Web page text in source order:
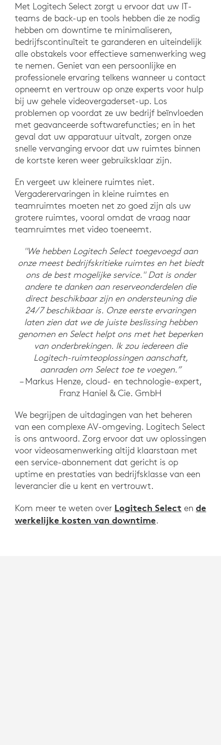
Met Logitech Select zorgt u ervoor dat uw IT-
teams de back-up en tools hebben die ze nodig
hebben om downtime te minimaliseren,
bedrijfscontinuïteit te garanderen en uiteindelijk
alle obstakels voor effectieve samenwerking weg
te nemen. Geniet van een persoonlijke en
professionele ervaring telkens wanneer u contact
opneemt en vertrouw op onze experts voor hulp
bij uw gehele videovergaderset-up. Los
problemen op voordat ze uw bedrijf beïnvloeden
met geavanceerde softwarefuncties; en in het
geval dat uw apparatuur uitvalt, zorgen onze
snelle vervanging ervoor dat uw ruimtes binnen
de kortste keren weer gebruiksklaar zijn.
En vergeet uw kleinere ruimtes niet.
Vergaderervaringen in kleine ruimtes en
teamruimtes moeten net zo goed zijn als uw
grotere ruimtes, vooral omdat de vraag naar
teamruimtes met video toeneemt.
"We hebben Logitech Select toegevoegd aan
onze meest bedrijfskritieke ruimtes en het biedt
ons de best mogelijke service." Dat is onder
andere te danken aan reserveonderdelen die
direct beschikbaar zijn en ondersteuning die
24/7 beschikbaar is. Onze eerste ervaringen
laten zien dat we de juiste beslissing hebben
genomen en Select helpt ons met het beperken
van onderbrekingen. Ik zou iedereen die
Logitech-ruimteoplossingen aanschaft,
aanraden om Select toe te voegen.”
– Markus Henze, cloud- en technologie-expert,
Franz Haniel & Cie. GmbH
We begrijpen de uitdagingen van het beheren
van een complexe AV-omgeving. Logitech Select
is ons antwoord. Zorg ervoor dat uw oplossingen
voor videosamenwerking altijd klaarstaan met
een service-abonnement dat gericht is op
uptime en prestaties van bedrijfsklasse van een
leverancier die u kent en vertrouwt.
Kom meer te weten over Logitech Select en de
werkelijke kosten van downtime.